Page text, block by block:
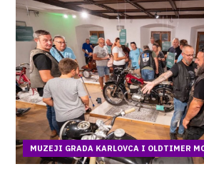
MUZEJI GRADA KARLOVCA I OLDTIMER